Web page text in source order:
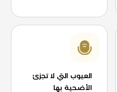
العيوب التي لا تجزئ
الأضحية بها